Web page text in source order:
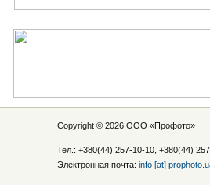
Copyright © 2026 ООО «Профото»
Тел.: +380(44) 257-10-10, +380(44)
Электронная почта: info [at]